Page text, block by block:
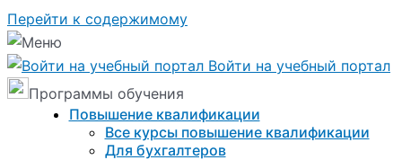
Перейти к содержимому
Войти на учебный портал
Программы обучения
Повышение квалификации
Все курсы повышение квалификации
Для бухгалтеров